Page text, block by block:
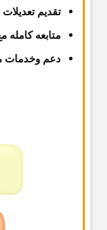
تقدیم
متابعه کامله
دعم وخدمات